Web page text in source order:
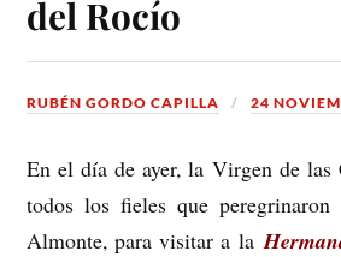
del Rocío
RUBÉN GORDO CAPILLA 24
En el día de ayer, la Virgen de las
todos los fieles que
Almonte, para visitar a la